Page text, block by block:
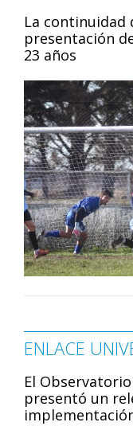
La continuidad
presentación
23 años
ENLACE
El
presentó un